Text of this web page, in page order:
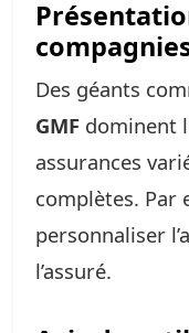
Des géants
GMF dominent
assurances
complètes. Par
personnaliser
l’assuré.